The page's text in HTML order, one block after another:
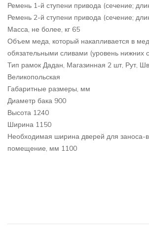
Ремень 1-й ступени привода (сечение;
Ремень 2-й ступени привода (сечение;
Масса, не более, кг 65
Объем меда, который накапливается в
обязательными сливами (уровень нижних
Тип рамок Дадан, Магазинная 2 шт, Рут,
Великопольская
Габаритные размеры, мм
Диаметр бака 900
Высота 1240
Ширина 1150
Необходимая ширина дверей для заноса-
помещение, мм 1100